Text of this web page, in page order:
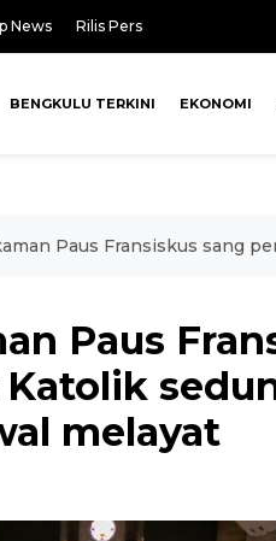
News Rilis Pers
BENGKULU TERKINI EKONOMI
Paus Fransiskus sang
Paus
melayat